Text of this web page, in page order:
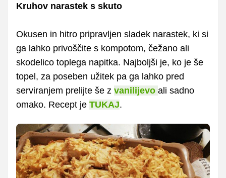
Kruhov narastek s skuto
Okusen in hitro pripravljen sladek narastek, ki si
ga lahko privoščite s kompotom, čežano ali
skodelico toplega napitka. Najboljši je, ko je še
topel, za poseben užitek pa ga lahko pred
serviranjem prelijte še z vanilijevo ali sadno
omako. Recept je TUKAJ.